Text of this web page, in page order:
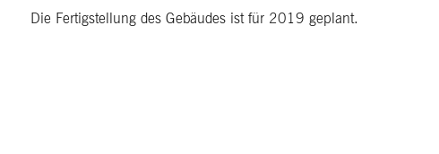
Die Fertigstellung des Gebäudes ist für 2019 geplant.